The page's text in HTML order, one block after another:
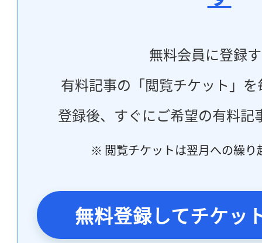
無料会員に登録
有料記事の「閲覧チケット」
登録後、すぐにご希望の有料記
※ 閲覧チケットは翌月への繰り
無料登録してチケッ